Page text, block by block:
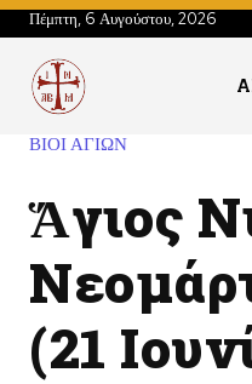
Πέμπτη, 6 Αυγούστου, 2026
ΒΙΟΙ ΑΓΙΩΝ
Ἅγιος
(21